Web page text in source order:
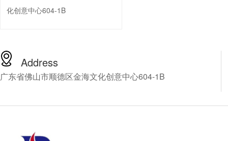
化创意中心604-1B
Address
广东省佛山市顺德区金海文化创意中心604-1B